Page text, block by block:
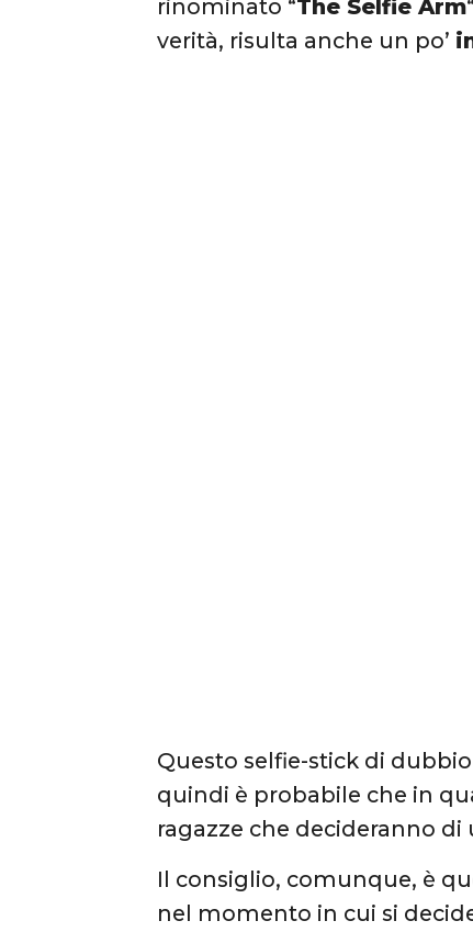
rinominato “The Selfie Arm
verità, risulta anche un po’
Questo selfie-stick di
quindi è probabile che in
ragazze che decideranno di
Il consiglio, comunque, è
nel momento in cui si